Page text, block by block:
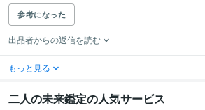
参考になった
出品者からの返信を読む
もっと見る
二人の未来鑑定の人気サービス